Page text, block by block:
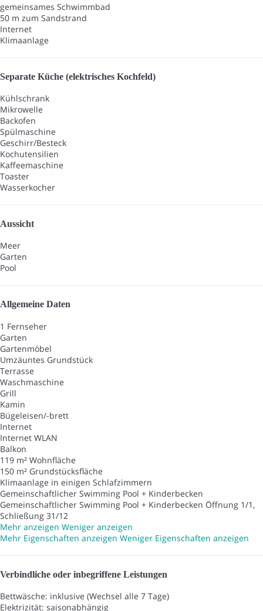
gemeinsames Schwimmbad
50 m zum Sandstrand
Internet
Klimaanlage
Separate Küche (elektrisches Kochfeld)
Kühlschrank
Mikrowelle
Backofen
Spülmaschine
Geschirr/Besteck
Kochutensilien
Kaffeemaschine
Toaster
Wasserkocher
Aussicht
Meer
Garten
Pool
Allgemeine Daten
1 Fernseher
Garten
Gartenmöbel
Umzäuntes Grundstück
Terrasse
Waschmaschine
Grill
Kamin
Bügeleisen/-brett
Internet
Internet WLAN
Balkon
119 m² Wohnfläche
150 m² Grundstücksfläche
Klimaanlage in einigen Schlafzimmern
Gemeinschaftlicher Swimming Pool + Kinderbecken
Gemeinschaftlicher Swimming Pool + Kinderbecken Öffnung 1/1,
Schließung 31/12
Mehr anzeigen Weniger anzeigen
Mehr Eigenschaften anzeigen Weniger Eigenschaften anzeigen
Verbindliche oder inbegriffene Leistungen
Bettwäsche: inklusive (Wechsel alle 7 Tage)
Elektrizität: saisonabhängig